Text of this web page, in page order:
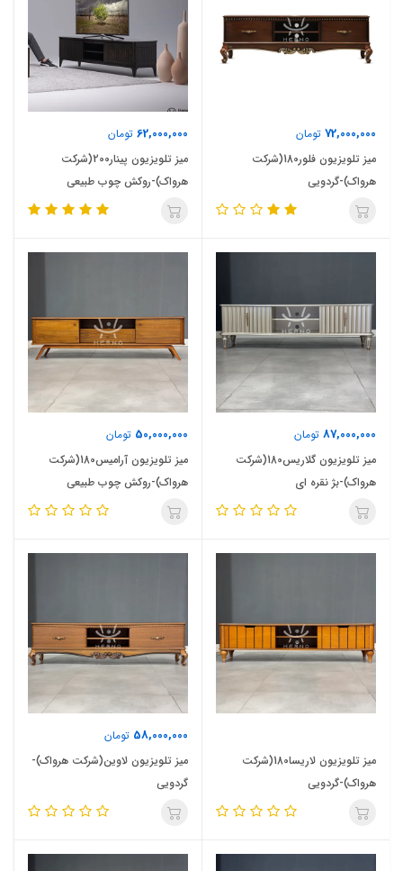
72,000,000 تومان
میز تلویزیون فلور180(شرکت
هرواک)-گردویی
62,000,000 تومان
میز تلویزیون پینار200(شرکت
هرواک)-روکش چوب طبیعی
87,000,000 تومان
میز تلویزیون گلاریس180(شرکت
هرواک)-بژ نقره ای
50,000,000 تومان
میز تلویزیون آرامیس180(شرکت
هرواک)-روکش چوب طبیعی
میز تلویزیون لاریسا180(شرکت
هرواک)-گردویی
58,000,000 تومان
میز تلویزیون لاوین(شرکت هرواک)-
گردویی